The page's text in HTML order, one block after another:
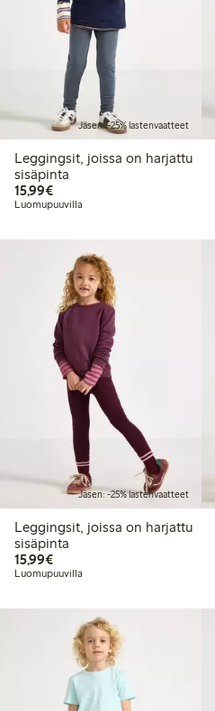
Jäsen: -25% lastenvaatteet
Leggingsit, joissa on harjattu
sisäpinta
15,99€15,99 €
Luomupuuvilla
Jäsen: -25% lastenvaatteet
Leggingsit, joissa on harjattu
sisäpinta
15,99€15,99 €
Luomupuuvilla